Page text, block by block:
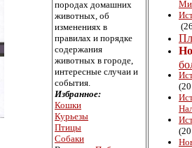
породах домашних
животных, об
изменениях в
правилах и порядке
содержания
животных в городе,
интересные случаи и
события.
Избранное:
Кошки
Курьезы
Птицы
Собаки